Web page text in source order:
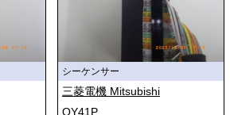
シーケンサー
三菱電機 Mitsubishi
QY41P